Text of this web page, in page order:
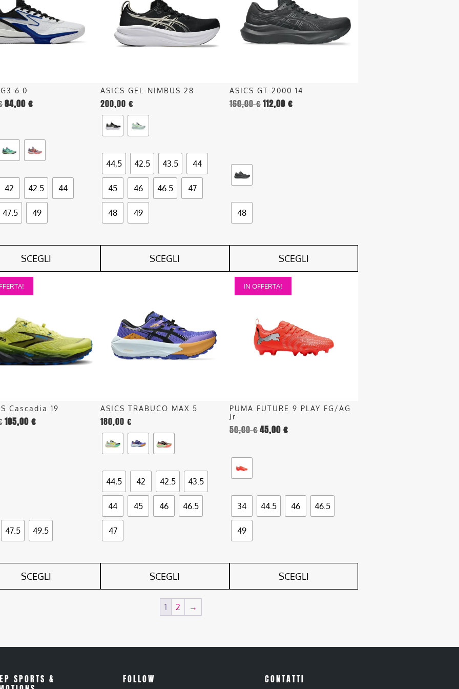
6.0
84,00€
42 42.5 44
47.5 49
SCEGLI
ASICS GEL-NIMBUS 28
200,00€
44,5 42.5 43.5 44
45 46 46.5 47
48 49
SCEGLI
varianti.
opzioni
possono
pagina
del
prodotto
ASICS GT-2000 14
160,00€112,00 €
48
SCEGLI
varianti.
opzioni
possono
pagina
del
Cascadia 19
105,00€
47.5 49.5
SCEGLI
ASICS TRABUCO MAX 5
180,00€
44,5 42 42.5 43.5
44 45 46 46.5
47
SCEGLI
varianti.
opzioni
pagina
del
IN OFFERTA!
PUMA FUTURE 9 PLAY FG/AG
Jr
50,00€45,00 €
34 44.5 46 46.5
49
SCEGLI
Questo
prodotto
varianti.
pagina
del
prodotto
1 2 →
SPORTS & FOLLOW CONTATTI